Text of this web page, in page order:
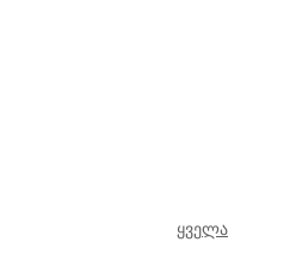
ყველა